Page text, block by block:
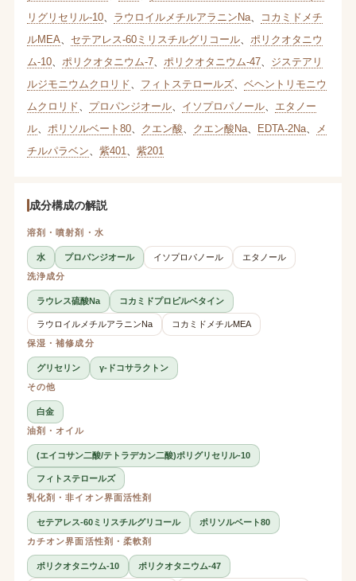
リグリセリル-10、 ラウロイルメチルアラニンNa、
コカミドメチ
ルMEA
セテアレス-60ミリスチルグリコール、 ポリクオタニウ
ム-10、 ポリクオタニウム-7、 ポリクオタニウム-47、 ジステアリ
ルジモニウムクロリド
フィトステロールズ、 ベヘントリモニウ
ムクロリド
プロパンジオール、 イソプロパノール、 エタノー
ル、 ポリソルベート80、 クエン酸 クエン酸Na、 EDTA-2Na、
メ
チルパラベン
紫401 紫201
成分構成の解説
溶剤・噴射剤・水
水 プロパンジオール イソプロパノール
エタノール
洗浄成分
ラウレス硫酸Na コカミドプロピルベタイン
ラウロイルメチルアラニンNa
コカミドメチルMEA
保湿・補修成分
グリセリン
γ-ドコサラクトン
その他
白金
油剤・オイル
(エイコサン二酸/テトラデカン二酸)ポリグリセリル-10
フィトステロールズ
乳化剤・非イオン界面活性剤
セテアレス-60ミリスチルグリコール
ポリソルベート80
カチオン界面活性剤・柔軟剤
ポリクオタニウム-10 ポリクオタニウム-47